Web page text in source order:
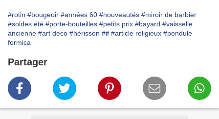
#rotin #bougeoir #années 60 #nouveautés #miroir de barbier
#soldes été #porte-bouteilles #petits prix #bayard #vaisselle
ancienne #art deco #hérisson #if #article religieux #pendule
formica
Partager